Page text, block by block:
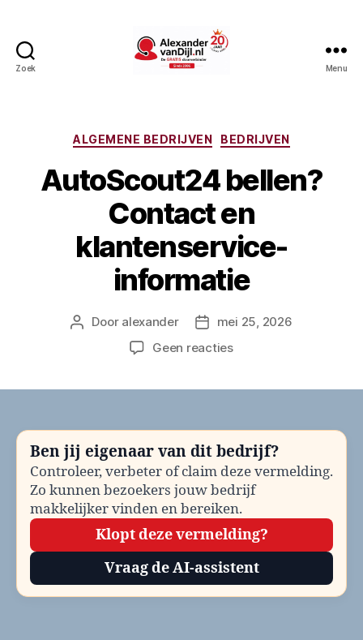
Zoek Menu
Categorieën
ALGEMENE BEDRIJVEN BEDRIJVEN
AutoScout24 bellen?
Contact en
klantenservice-
informatie
Berichtauteur
Door alexander Berichtdatum
mei 25, 2026
Geen reactiesop
klantenservice-
informatie
Ben jij eigenaar van dit bedrijf?
Controleer, verbeter of claim deze vermelding.
Zo kunnen bezoekers jouw bedrijf
makkelijker vinden en bereiken.
Klopt deze vermelding?
Vraag de AI-assistent